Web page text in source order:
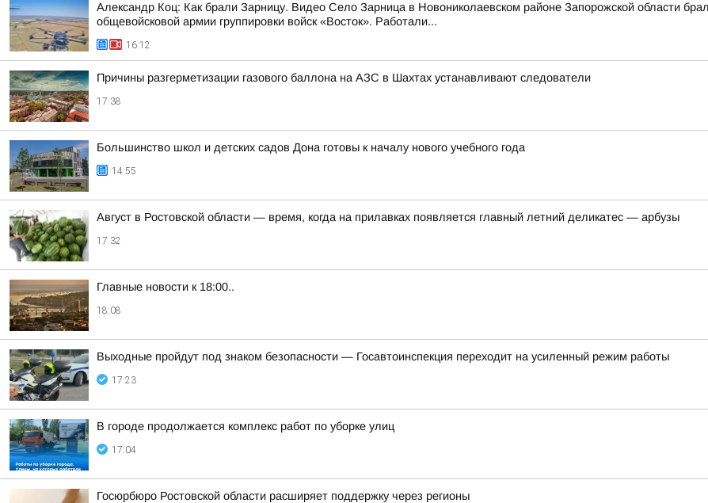
Александр Коц: Как брали Зарницу. Видео Село Зарница в Новониколаевском районе Запорожской области
общевойсковой армии группировки войск «Восток». Работали...
16:12
Причины разгерметизации газового баллона на АЗС в Шахтах устанавливают следователи
17:38
Большинство школ и детских садов Дона готовы к началу нового учебного года
14:55
Август в Ростовской области — время, когда на прилавках появляется главный летний деликатес — арбузы
17:32
Главные новости к 18:00..
18:08
Выходные пройдут под знаком безопасности — Госавтоинспекция переходит на усиленный режим работы
17:23
В городе продолжается комплекс работ по уборке улиц
17:04
Госюрбюро Ростовской области расширяет поддержку через регионы